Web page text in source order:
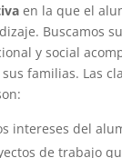
en la que el
Buscamos
y social
familias. Las
intereses del
de trabajo